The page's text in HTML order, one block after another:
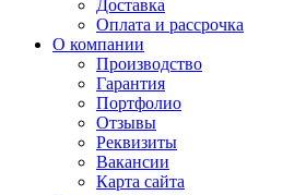
Доставка
Оплата и рассрочка
О компании
Производство
Гарантия
Портфолио
Отзывы
Реквизиты
Вакансии
Карта сайта